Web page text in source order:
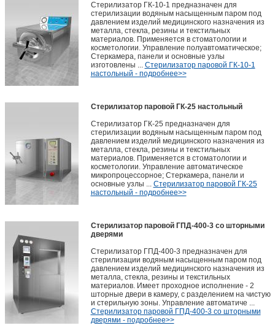
Стерилизатор ГК-10-1 предназначен для
стерилизации водяным насыщенным паром под
давлением изделий медицинского назначения из
металла, стекла, резины и текстильных
материалов. Применяется в стоматологии и
косметологии. Управление полуавтоматическое;
Стеркамера, панели и основные узлы
изготовлены ... Стерилизатор паровой ГК-10-1
настольный - подробнее>>
Стерилизатор паровой ГК-25 настольный
Стерилизатор ГК-25 предназначен для
стерилизации водяным насыщенным паром под
давлением изделий медицинского назначения из
металла, стекла, резины и текстильных
материалов. Применяется в стоматологии и
косметологии. Управление автоматическое
микропроцессорное; Стеркамера, панели и
основные узлы ... Стерилизатор паровой ГК-25
настольный - подробнее>>
Стерилизатор паровой ГПД-400-3 со шторными
дверями
Стерилизатор ГПД-400-3 предназначен для
стерилизации водяным насыщенным паром под
давлением изделий медицинского назначения из
металла, стекла, резины и текстильных
материалов. Имеет проходное исполнение - 2
шторные двери в камеру, с разделением на чистую
и стерильную зоны. Управление автоматиче ...
Стерилизатор паровой ГПД-400-3 со шторными
дверями - подробнее>>